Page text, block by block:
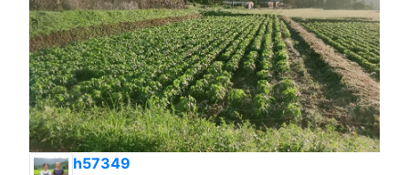
h57349